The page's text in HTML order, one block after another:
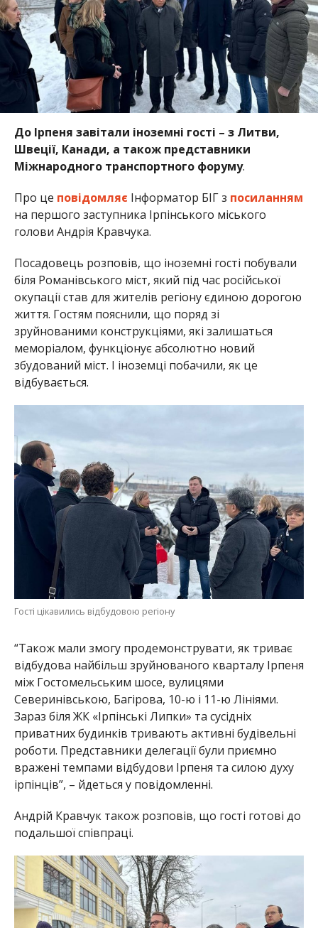
До Ірпеня завітали іноземні гості – з Литви,
Швеції, Канади, а також представники
Міжнародного транспортного форуму.
Про це повідомляє Інформатор БІГ з посиланням
на першого заступника Ірпінського міського
голови Андрія Кравчука.
Посадовець розповів, що іноземні гості побували
біля Романівського міст, який під час російської
окупації став для жителів регіону єдиною дорогою
життя. Гостям пояснили, що поряд зі
зруйнованими конструкціями, які залишаться
меморіалом, функціонує абсолютно новий
збудований міст. І іноземці побачили, як це
відбувається.
Гості цікавились відбудовою регіону
“Також мали змогу продемонструвати, як триває
відбудова найбільш зруйнованого кварталу Ірпеня
між Гостомельським шосе, вулицями
Северинівською, Багірова, 10-ю і 11-ю Лініями.
Зараз біля ЖК «Ірпінські Липки» та сусідніх
приватних будинків тривають активні будівельні
роботи. Представники делегації були приємно
вражені темпами відбудови Ірпеня та силою духу
ірпінців”, – йдеться у повідомленні.
Андрій Кравчук також розповів, що гості готові до
подальшої співпраці.